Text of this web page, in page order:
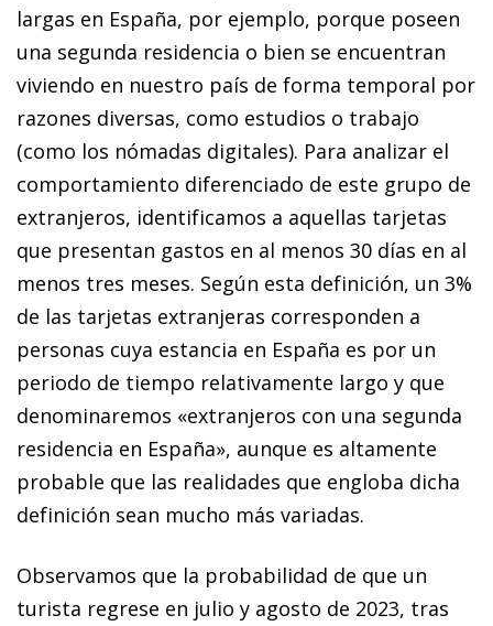
largas en España, por ejemplo, porque poseen
una segunda residencia o bien se encuentran
viviendo en nuestro país de forma temporal por
razones diversas, como estudios o trabajo
(como los nómadas digitales). Para analizar el
comportamiento diferenciado de este grupo de
extranjeros, identificamos a aquellas tarjetas
que presentan gastos en al menos 30 días en al
menos tres meses. Según esta definición, un 3%
de las tarjetas extranjeras corresponden a
personas cuya estancia en España es por un
periodo de tiempo relativamente largo y que
denominaremos «extranjeros con una segunda
residencia en España», aunque es altamente
probable que las realidades que engloba dicha
definición sean mucho más variadas.
Observamos que la probabilidad de que un
turista regrese en julio y agosto de 2023, tras